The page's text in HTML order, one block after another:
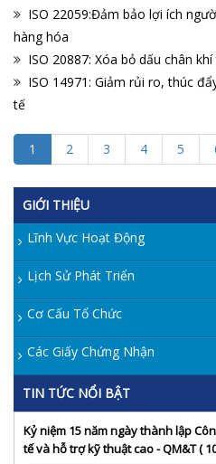
ISO 22059:Đảm bảo lợi ích
hàng hóa
ISO 20887: Xóa bỏ dấu chân
ISO 14971: Giảm rủi ro, thúc
tế
1 2 3 4 5
GIỚI THIỆU
Lĩnh Vực Hoạt Động
Lịch Sử Phát Triển
Cơ Cấu Tổ Chức
Các Giấy Chứng Nhận
TIN TỨC NỔI BẬT
Kỷ niệm 15 năm ngày thành lập
tế và hỗ trợ kỹ thuật cao - QM&T (